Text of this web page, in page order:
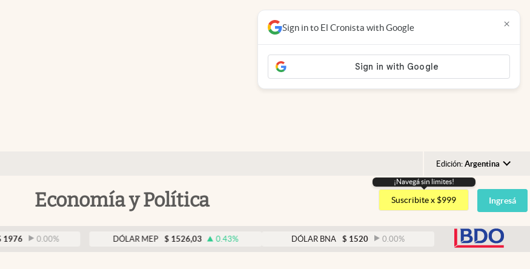
Edición: Argentina
Argentina
España
USA
Economía y Política
¡Navegá sin limites!
Suscribite x $999 Ingresá
0.00 % DÓLAR MEP $ 1526,03 0.43 % DÓLAR BNA $ 1520 0.00 % DÓLAR BLUE $ 1525
Sign in to El Cronista with Google ×